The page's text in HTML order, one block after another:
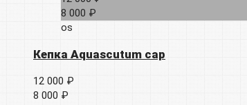
8 000 ₽
os
Кепка Aquascutum cap
12 000 ₽
8 000 ₽